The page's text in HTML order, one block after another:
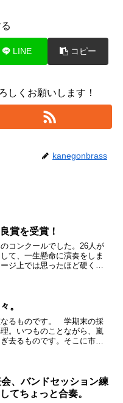
LINE コピー
しくお願いします！
kanegonbrass
賞を受賞！
コンクールでした。26人が
て、一生懸命に演奏をしま
ジ上では思ったほど硬くな
とが出来ま...
。
なるものです。 学期末の採
。いつものことながら、嵐
去るものです。そこに市民
脱。（とうと...
、バンドセッション練
てちょっと合奏。